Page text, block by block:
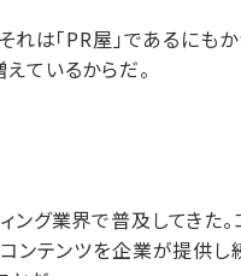
れは「PR屋」であるにも
ているからだ。
ング業界で普及してきた
コンテンツを企業が提供